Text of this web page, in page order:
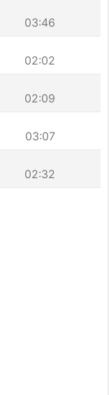
03:46
02:02
02:09
03:07
02:32